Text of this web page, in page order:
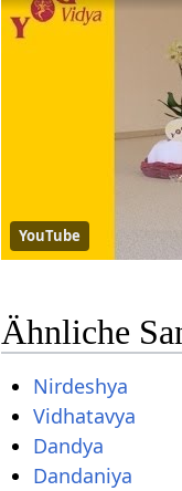
YouTube
Ähnliche
Nirdeshya
Vidhatavya
Dandya
Dandaniya